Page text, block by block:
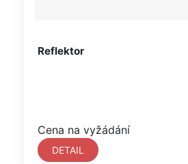
Reflektor
Cena na vyžádání
DETAIL